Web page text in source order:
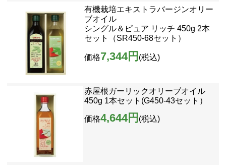
有機栽培エキストラバージンオリー
ブオイル
シングル＆ピュア リッチ 450g 2本
セット（SR450-68セット）
価格7,344円 (税込)
赤屋根ガーリックオリーブオイル
450g 1本セット(G450-43セット）
価格4,644円 (税込)